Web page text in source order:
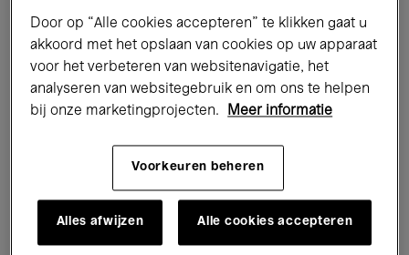
Elektronische Muziek
Voor iedereen Kids’ Palace
Onderwijs Rondleidingen
Hosted Events
2 resultaten weergeven
Door op “Alle cookies accepteren” te klikken gaat u
akkoord met het opslaan van cookies op uw apparaat
voor het verbeteren van websitenavigatie, het
analyseren van websitegebruik en om ons te helpen
bij onze marketingprojecten.
Meer informatie
Voorkeuren beheren
Alles afwijzen Alle cookies accepteren